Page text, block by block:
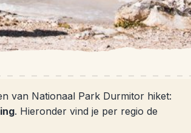
van Nationaal Park Durmitor hiket:
. Hieronder vind je per regio de